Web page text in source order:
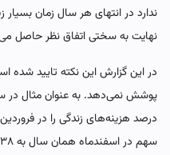
ندارد در انتهای هر سال زمان
نهایت به سختی اتفاق نظر حاصل
در این گزارش این نکته تایید شده
درصد هزینه‌های زندگی را در